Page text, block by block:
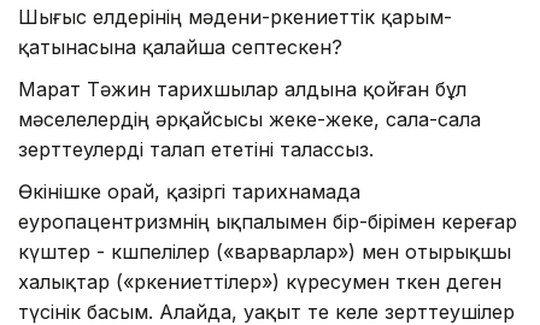
Шығыс ел­дерінің мәдени-өркениеттік қарым-
қатынасына қалайша септескен?
Марат Тәжин тарихшылар алдына қой­ған бұл
мәселелердің әрқайсысы жеке-жеке, сала-сала
зерттеулерді талап ететіні талассыз.
Өкінішке орай, қазіргі тарихнамада
еуропацентризмнің ықпалымен бір-бірімен кереғар
күштер - көшпелілер («варварлар») мен отырықшы
халықтар («өркениеттілер») күресумен өткен деген
түсінік басым. Алайда, уақыт өте келе зерттеушілер